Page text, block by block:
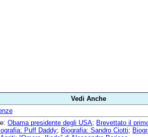
Vedi Anche
Obama presidente degli USA; Brevettato il
Puff Daddy; Biografia: Sandro Ciotti;